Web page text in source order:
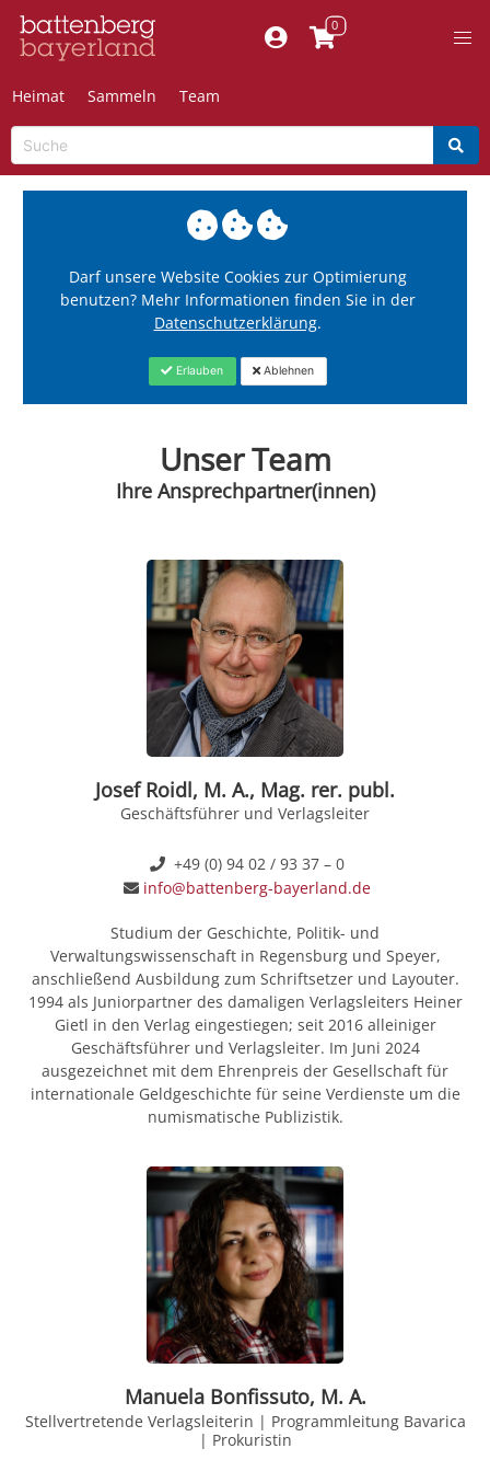
Heimat Sammeln Team
Darf unsere Website Cookies zur Optimierung
benutzen? Mehr Informationen finden Sie in der
Datenschutzerklärung.
Erlauben Ablehnen
Unser Team
Ihre Ansprechpartner(innen)
Josef Roidl, M. A., Mag. rer. publ.
Geschäftsführer und Verlagsleiter
+49 (0) 94 02 / 93 37 – 0
info@battenberg-bayerland.de
Studium der Geschichte, Politik- und
Verwaltungswissenschaft in Regensburg und Speyer,
anschließend Ausbildung zum Schriftsetzer und Layouter.
1994 als Juniorpartner des damaligen Verlagsleiters Heiner
Gietl in den Verlag eingestiegen; seit 2016 alleiniger
Geschäftsführer und Verlagsleiter. Im Juni 2024
ausgezeichnet mit dem Ehrenpreis der Gesellschaft für
internationale Geldgeschichte für seine Verdienste um die
numismatische Publizistik.
Manuela Bonfissuto, M. A.
Stellvertretende Verlagsleiterin | Programmleitung Bavarica
| Prokuristin